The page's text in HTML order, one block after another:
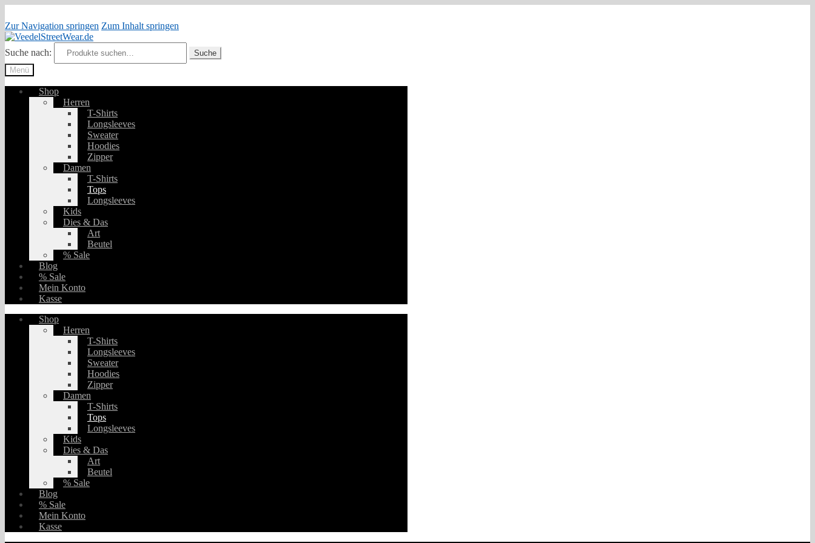
Zur Navigation springen Zum Inhalt springen
Suche nach:
Suche
Menü
Shop
Herren
T-Shirts
Longsleeves
Sweater
Hoodies
Zipper
Damen
T-Shirts
Tops
Longsleeves
Kids
Dies & Das
Art
Beutel
% Sale
Blog
% Sale
Mein Konto
Kasse
Shop
Herren
T-Shirts
Longsleeves
Sweater
Hoodies
Zipper
Damen
T-Shirts
Tops
Longsleeves
Kids
Dies & Das
Art
Beutel
% Sale
Blog
% Sale
Mein Konto
Kasse